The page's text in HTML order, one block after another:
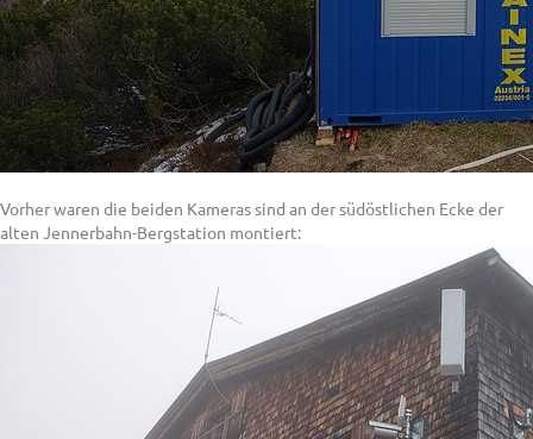
Vorher waren die beiden Kameras sind an der südöstlichen Ecke der
alten Jennerbahn-Bergstation montiert: